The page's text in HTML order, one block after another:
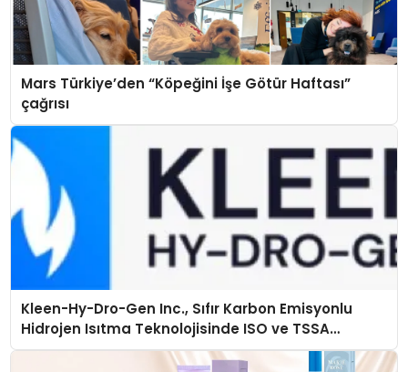
Mars Türkiye’den “Köpeğini İşe Götür Haftası”
çağrısı
Kleen-Hy-Dro-Gen Inc., Sıfır Karbon Emisyonlu
Hidrojen Isıtma Teknolojisinde ISO ve TSSA
Düzenleyici Onaylarını Aldı